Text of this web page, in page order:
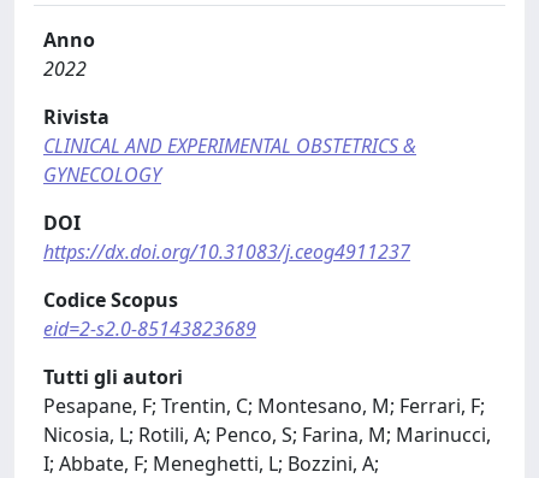
Anno
2022
Rivista
CLINICAL AND EXPERIMENTAL OBSTETRICS &
GYNECOLOGY
DOI
https://dx.doi.org/10.31083/j.ceog4911237
Codice Scopus
eid=2-s2.0-85143823689
Tutti gli autori
Pesapane, F; Trentin, C; Montesano, M; Ferrari, F;
Nicosia, L; Rotili, A; Penco, S; Farina, M; Marinucci,
I; Abbate, F; Meneghetti, L; Bozzini, A;